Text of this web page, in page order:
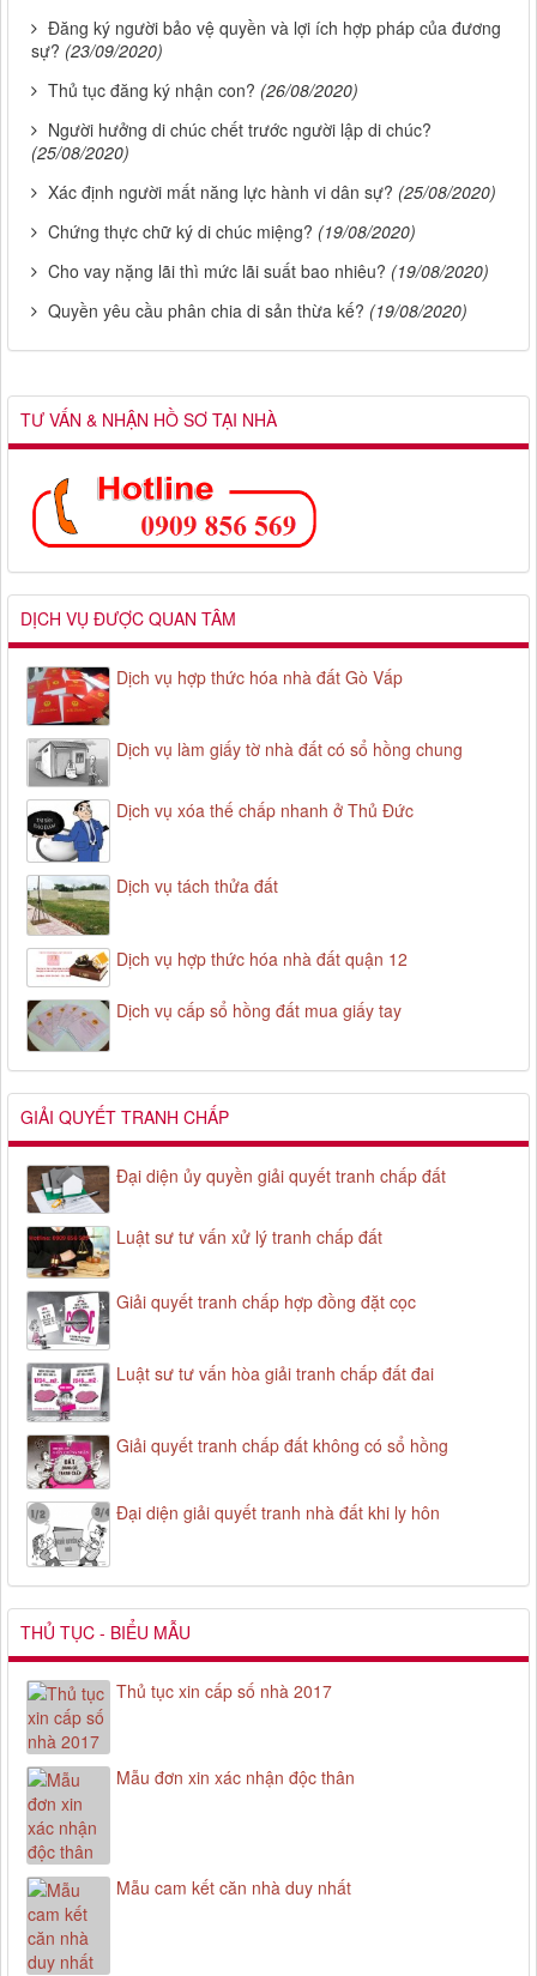
Đăng ký người bảo vệ quyền và lợi ích hợp pháp của đương
sự? (23/09/2020)
Thủ tục đăng ký nhận con? (26/08/2020)
Người hưởng di chúc chết trước người lập di chúc?
(25/08/2020)
Xác định người mất năng lực hành vi dân sự? (25/08/2020)
Chứng thực chữ ký di chúc miệng? (19/08/2020)
Cho vay nặng lãi thì mức lãi suất bao nhiêu? (19/08/2020)
Quyền yêu cầu phân chia di sản thừa kế? (19/08/2020)
TƯ VẤN & NHẬN HỒ SƠ TẠI NHÀ
DỊCH VỤ ĐƯỢC QUAN TÂM
Dịch vụ hợp thức hóa nhà đất Gò Vấp
Dịch vụ làm giấy tờ nhà đất có sổ hồng chung
Dịch vụ xóa thế chấp nhanh ở Thủ Đức
Dịch vụ tách thửa đất
Dịch vụ hợp thức hóa nhà đất quận 12
Dịch vụ cấp sổ hồng đất mua giấy tay
GIẢI QUYẾT TRANH CHẤP
Đại diện ủy quyền giải quyết tranh chấp đất
Luật sư tư vấn xử lý tranh chấp đất
Giải quyết tranh chấp hợp đồng đặt cọc
Luật sư tư vấn hòa giải tranh chấp đất đai
Giải quyết tranh chấp đất không có sổ hồng
Đại diện giải quyết tranh nhà đất khi ly hôn
THỦ TỤC - BIỂU MẪU
Thủ tục xin cấp số nhà 2017
Mẫu đơn xin xác nhận độc thân
Mẫu cam kết căn nhà duy nhất